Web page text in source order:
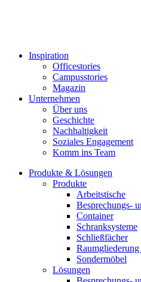
Inspiration
Officestories
Campusstories
Magazin
Unternehmen
Über uns
Geschichte
Nachhaltigkeit
Soziales Engagement
Komm ins Team
Produkte & Lösungen
Produkte
Arbeitstische
Besprechungs-
Container
Schranksysteme
Schließfächer
Sondermöbel
Lösungen